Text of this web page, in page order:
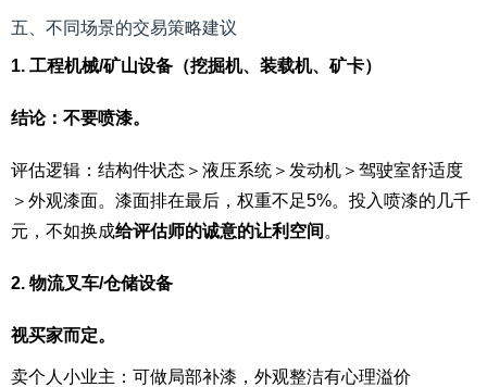
五、不同场景的交易策略建议
1. 工程机械/矿山设备（挖掘机、装载机、矿卡）
结论：不要喷漆。
评估逻辑：结构件状态＞液压系统＞发动机＞驾驶室舒适度
＞外观漆面。漆面排在最后，权重不足5%。投入喷漆的几千
元，不如换成给评估师的诚意的让利空间 。
2. 物流叉车/仓储设备
视买家而定。
卖个人小业主：可做局部补漆，外观整洁有心理溢价